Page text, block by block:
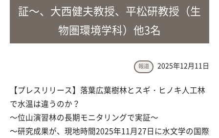
証～、大西健夫教授、平松研教授（生
物圏環境学科）他3名
報道 2025年12月11日
【プレスリリース】落葉広葉樹林とスギ・ヒノキ人工林
で水温は違うのか？
～位山演習林の長期モニタリングで実証～
～研究成果が、現地時間2025年11月27日に水文学の国際